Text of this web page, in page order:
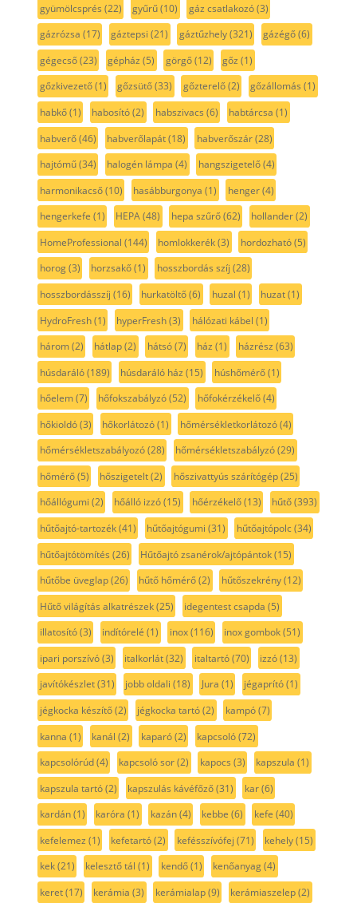
gyümölcsprés (22) gyűrű(10) gáz csatlakozó(3)
gázrózsa (17) gáztepsi (21) gáztűzhely(321) gázégő(6)
gégecső(23) gépház (5) görgő(12) gőz (1)
gőzkivezető(1) gőzsütő(33) gőzterelő(2) gőzállomás (1)
habkő(1) habosító(2) habszivacs (6) habtárcsa (1)
habverő(46) habverőlapát(18) habverőszár(28)
hajtómű(34) halogén lámpa (4) hangszigetelő(4)
harmonikacső(10) hasábburgonya (1) henger(4)
hengerkefe (1) HEPA(48) hepa szűrő(62) hollander(2)
HomeProfessional (144) homlokkerék(3) hordozható(5)
horog(3) horzsakő(1) hosszbordás szíj (28)
hosszbordásszíj (16) hurkatöltő(6) huzal (1) huzat(1)
HydroFresh(1) hyperFresh(3) hálózati kábel (1)
három(2) hátlap(2) hátsó(7) ház (1) házrész (63)
húsdaráló(189) húsdaráló ház (15) húshőmérő(1)
hőelem(7) hőfokszabályzó(52) hőfokérzékelő(4)
hőkioldó(3) hőkorlátozó(1) hőmérsékletkorlátozó(4)
hőmérsékletszabályozó(28) hőmérsékletszabályzó(29)
hőmérő(5) hőszigetelt(2) hőszivattyús szárítógép(25)
hőállógumi (2) hőálló izzó(15) hőérzékelő(13) hűtő(393)
hűtőajtó-tartozék(41) hűtőajtógumi (31) hűtőajtópolc(34)
hűtőajtótömítés (26) Hűtőajtó zsanérok/ajtópántok(15)
hűtőbe üveglap(26) hűtő hőmérő(2) hűtőszekrény(12)
Hűtő világítás alkatrészek(25) idegentest csapda (5)
illatosító(3) indítórelé (1) inox(116) inox gombok(51)
ipari porszívó(3) italkorlát(32) italtartó(70) izzó(13)
javítókészlet(31) jobb oldali (18) Jura (1) jégaprító(1)
jégkocka készítő(2) jégkocka tartó(2) kampó(7)
kanna (1) kanál (2) kaparó(2) kapcsoló(72)
kapcsolórúd(4) kapcsoló sor(2) kapocs (3) kapszula (1)
kapszula tartó(2) kapszulás kávéfőző(31) kar(6)
kardán(1) karóra (1) kazán(4) kebbe (6) kefe (40)
kefelemez (1) kefetartó(2) kefésszívófej (71) kehely(15)
kek(21) kelesztő tál (1) kendő(1) kenőanyag(4)
keret(17) kerámia (3) kerámialap(9) kerámiaszelep(2)